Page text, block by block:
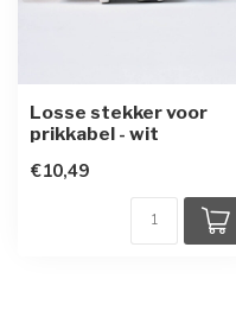
Losse stekker voor
prikkabel - wit
€10,49